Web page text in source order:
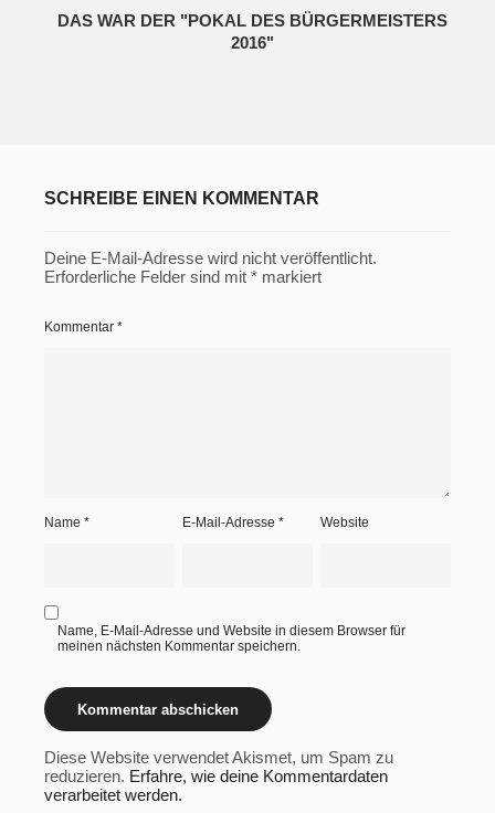
DAS WAR DER "POKAL DES BÜRGERMEISTERS
2016"
SCHREIBE EINEN KOMMENTAR
Deine E-Mail-Adresse wird nicht veröffentlicht.
Erforderliche Felder sind mit * markiert
Kommentar *
Name * E-Mail-Adresse* Website
Name, E-Mail-Adresse und Website in diesem Browser für
meinen nächsten Kommentar speichern.
Diese Website verwendet Akismet, um Spam zu
reduzieren. Erfahre, wie deine Kommentardaten
verarbeitet werden.